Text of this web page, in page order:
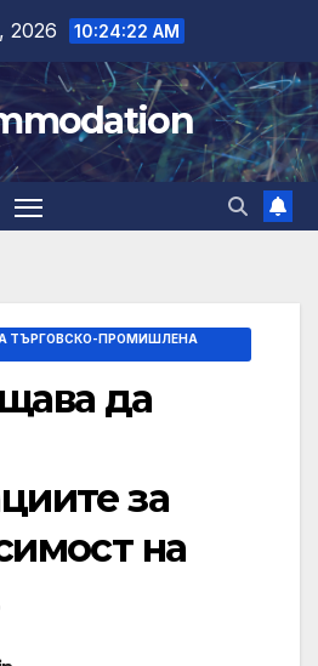
2026 10:24:22 AM
ТЪРГОВСКО-ПРОМИШЛЕНА
да
за
на